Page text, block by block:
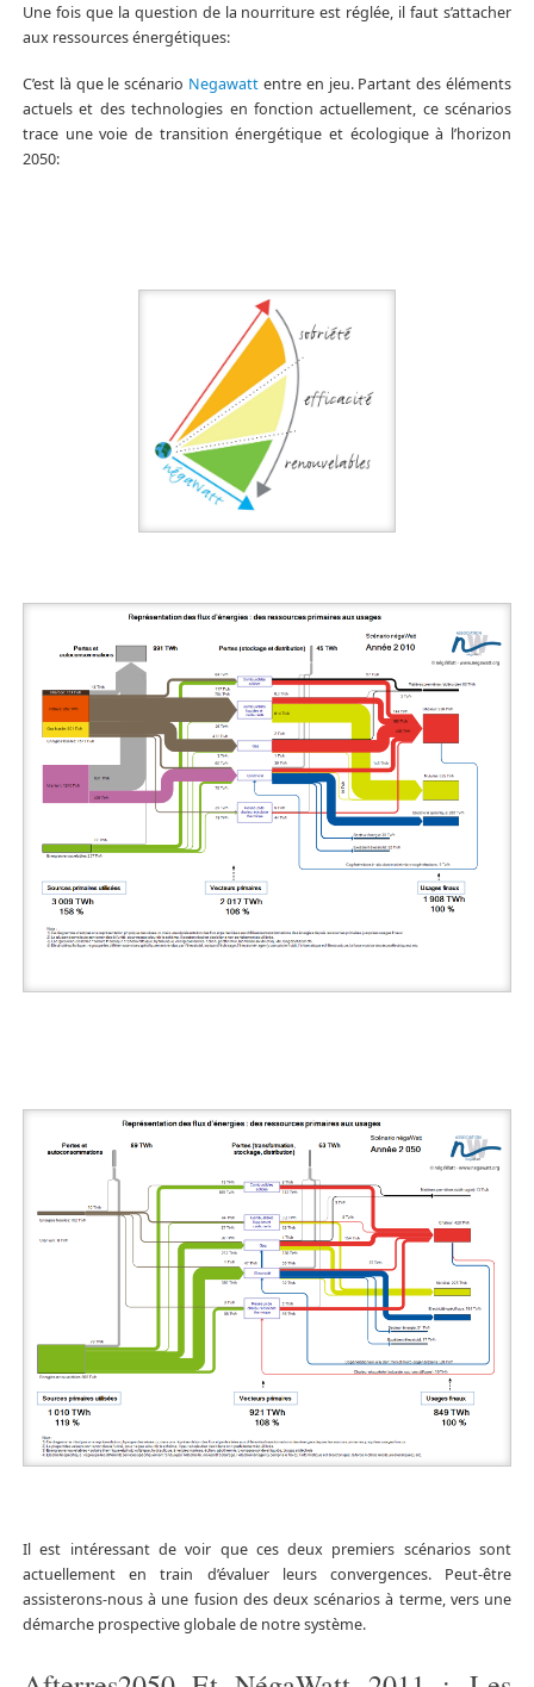
Une fois que la question de la nourriture est réglée, il faut s’attacher
aux ressources énergétiques:
C’est là que le scénario Negawatt entre en jeu. Partant des éléments
actuels et des technologies en fonction actuellement, ce scénarios
trace une voie de transition énergétique et écologique à l’horizon
2050:
Il est intéressant de voir que ces deux premiers scénarios sont
actuellement en train d’évaluer leurs convergences. Peut-être
assisterons-nous à une fusion des deux scénarios à terme, vers une
démarche prospective globale de notre système.